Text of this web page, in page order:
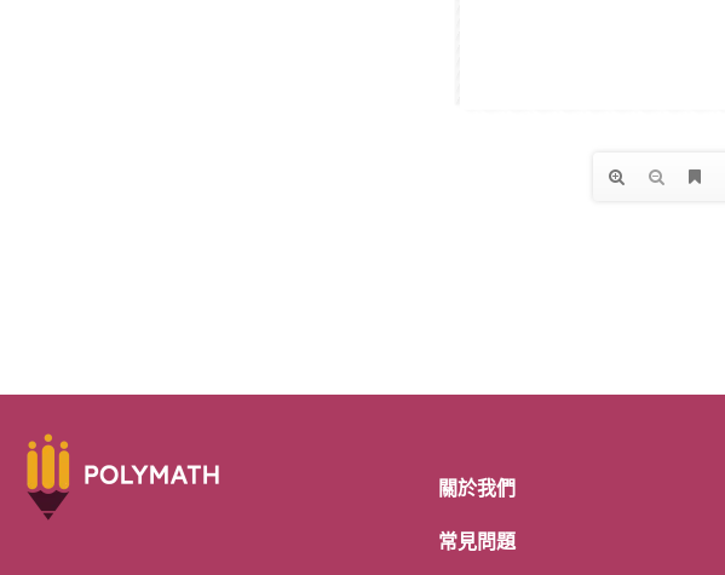
關於我們
常見問題